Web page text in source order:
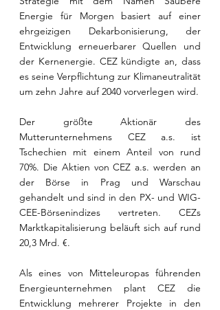
Energie für Morgen basiert auf einer
ehrgeizigen Dekarbonisierung, der
Entwicklung erneuerbarer Quellen und
der Kernenergie. CEZ kündigte an, dass
es seine Verpflichtung zur Klimaneutralität
um zehn Jahre auf 2040 vorverlegen wird.
Der größte Aktionär des
Mutterunternehmens CEZ a.s. ist
Tschechien mit einem Anteil von rund
70%. Die Aktien von CEZ a.s. werden an
der Börse in Prag und Warschau
gehandelt und sind in den PX- und WIG-
CEE-Börsenindizes vertreten. CEZs
Marktkapitalisierung beläuft sich auf rund
20,3 Mrd. €.
Als eines von Mitteleuropas führenden
Energieunternehmen plant CEZ die
Entwicklung mehrerer Projekte in den